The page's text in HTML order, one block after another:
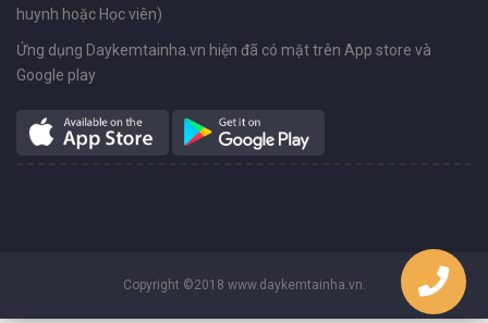
huynh hoặc Học viên)
Ứng dụng Daykemtainha.vn hiện đã có mặt trên App store và
Google play
Copyright ©2018 www.daykemtainha.vn.